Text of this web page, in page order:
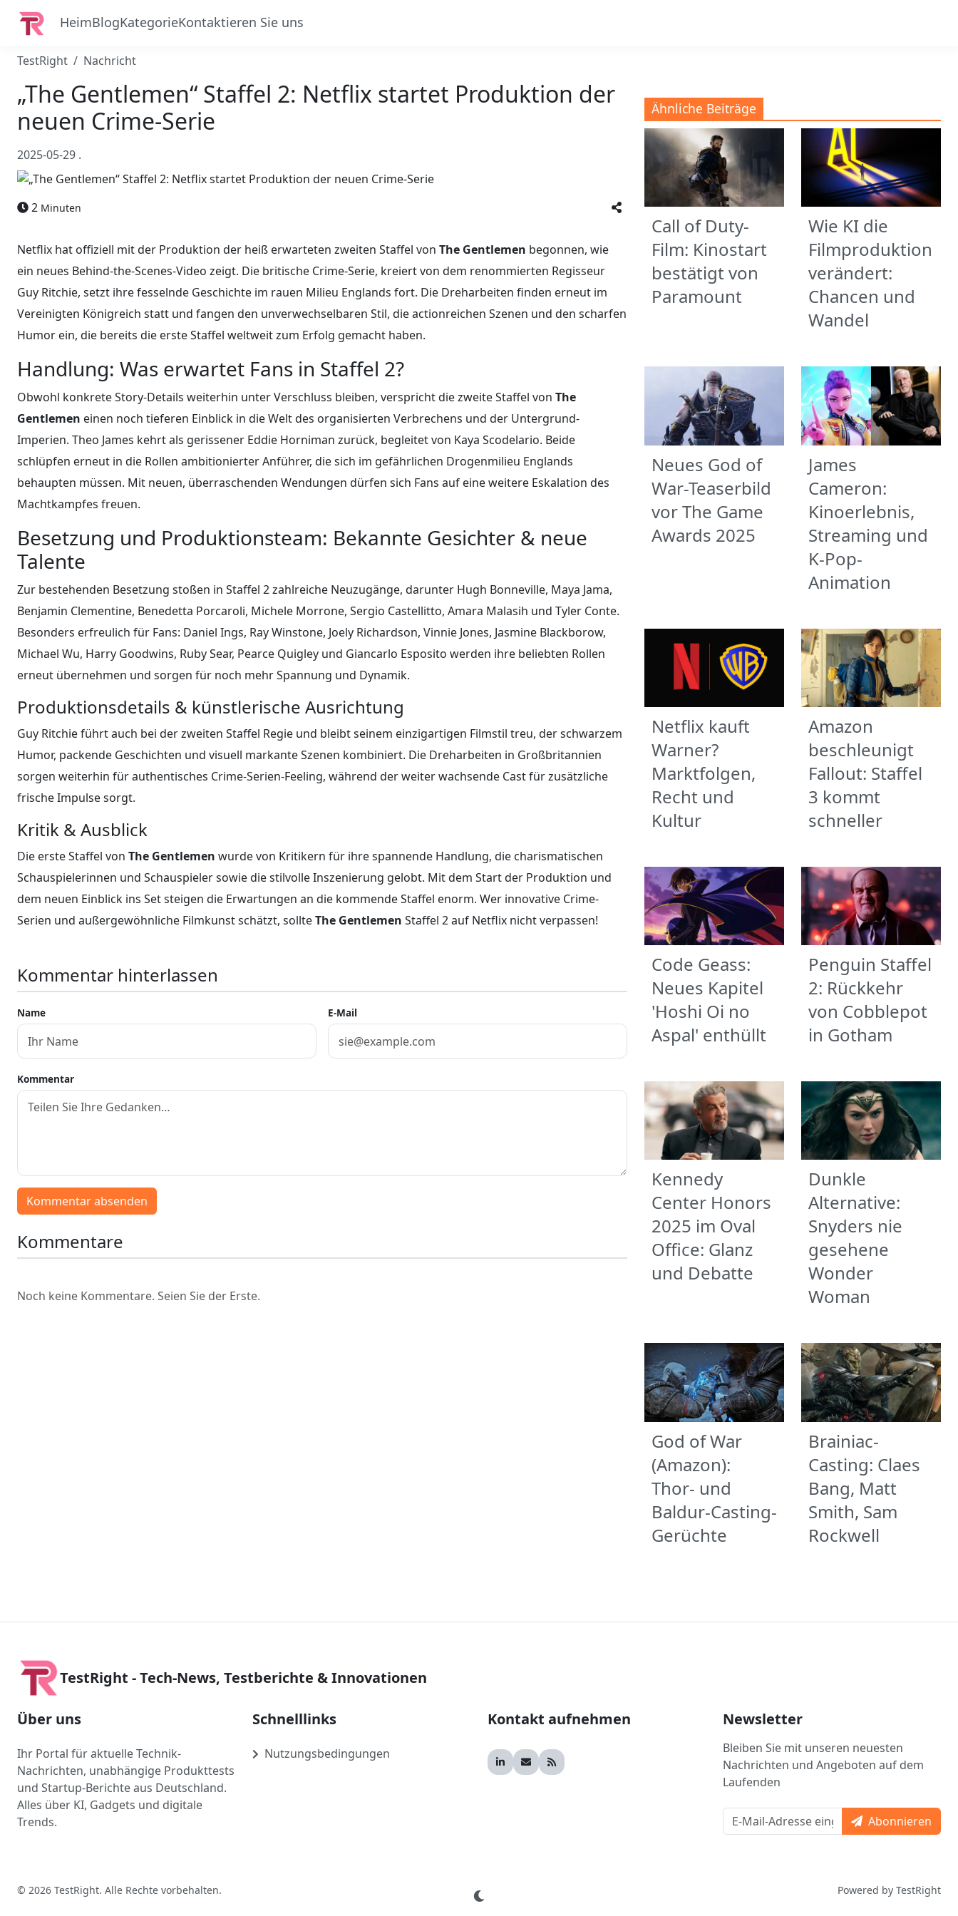
HeimBlogKategorieKontaktieren Sie uns
TestRight Nachricht
„The Gentlemen“ Staffel 2: Netflix startet Produktion der
neuen Crime-Serie
2025-05-29 .
2 Minuten
Netflix hat offiziell mit der Produktion der heiß erwarteten zweiten Staffel von The Gentlemen begonnen, wie
ein neues Behind-the-Scenes-Video zeigt. Die britische Crime-Serie, kreiert von dem renommierten Regisseur
Guy Ritchie, setzt ihre fesselnde Geschichte im rauen Milieu Englands fort. Die Dreharbeiten finden erneut im
Vereinigten Königreich statt und fangen den unverwechselbaren Stil, die actionreichen Szenen und den scharfen
Humor ein, die bereits die erste Staffel weltweit zum Erfolg gemacht haben.
Handlung: Was erwartet Fans in Staffel 2?
Obwohl konkrete Story-Details weiterhin unter Verschluss bleiben, verspricht die zweite Staffel von The
Gentlemen einen noch tieferen Einblick in die Welt des organisierten Verbrechens und der Untergrund-
Imperien. Theo James kehrt als gerissener Eddie Horniman zurück, begleitet von Kaya Scodelario. Beide
schlüpfen erneut in die Rollen ambitionierter Anführer, die sich im gefährlichen Drogenmilieu Englands
behaupten müssen. Mit neuen, überraschenden Wendungen dürfen sich Fans auf eine weitere Eskalation des
Machtkampfes freuen.
Besetzung und Produktionsteam: Bekannte Gesichter & neue
Talente
Zur bestehenden Besetzung stoßen in Staffel 2 zahlreiche Neuzugänge, darunter Hugh Bonneville, Maya Jama,
Benjamin Clementine, Benedetta Porcaroli, Michele Morrone, Sergio Castellitto, Amara Malasih und Tyler Conte.
Besonders erfreulich für Fans: Daniel Ings, Ray Winstone, Joely Richardson, Vinnie Jones, Jasmine Blackborow,
Michael Wu, Harry Goodwins, Ruby Sear, Pearce Quigley und Giancarlo Esposito werden ihre beliebten Rollen
erneut übernehmen und sorgen für noch mehr Spannung und Dynamik.
Produktionsdetails & künstlerische Ausrichtung
Guy Ritchie führt auch bei der zweiten Staffel Regie und bleibt seinem einzigartigen Filmstil treu, der schwarzem
Humor, packende Geschichten und visuell markante Szenen kombiniert. Die Dreharbeiten in Großbritannien
sorgen weiterhin für authentisches Crime-Serien-Feeling, während der weiter wachsende Cast für zusätzliche
frische Impulse sorgt.
Kritik & Ausblick
Die erste Staffel von The Gentlemen wurde von Kritikern für ihre spannende Handlung, die charismatischen
Schauspielerinnen und Schauspieler sowie die stilvolle Inszenierung gelobt. Mit dem Start der Produktion und
dem neuen Einblick ins Set steigen die Erwartungen an die kommende Staffel enorm. Wer innovative Crime-
Serien und außergewöhnliche Filmkunst schätzt, sollteThe Gentlemen Staffel 2 auf Netflix nicht verpassen!
Kommentar hinterlassen
Name E-Mail
Kommentar
Kommentar absenden
Kommentare
Noch keine Kommentare. Seien Sie der Erste.
Ähnliche Beiträge
Call of Duty-
Film: Kinostart
bestätigt von
Paramount
Wie KI die
Filmproduktion
verändert:
Chancen und
Wandel
Neues God of
War-Teaserbild
vor The Game
Awards 2025
James
Cameron:
Kinoerlebnis,
Streaming und
K-Pop-
Animation
Netflix kauft
Warner?
Marktfolgen,
Recht und
Kultur
Amazon
beschleunigt
Fallout: Staffel
3 kommt
schneller
Code Geass:
Neues Kapitel
'Hoshi Oi no
Aspal' enthüllt
Penguin Staffel
2: Rückkehr
von Cobblepot
in Gotham
Kennedy
Center Honors
2025 im Oval
Office: Glanz
und Debatte
Dunkle
Alternative:
Snyders nie
gesehene
Wonder
Woman
God of War
(Amazon):
Thor- und
Baldur-Casting-
Gerüchte
Brainiac-
Casting: Claes
Bang, Matt
Smith, Sam
Rockwell
TestRight - Tech-News, Testberichte & Innovationen
Über uns
Ihr Portal für aktuelle Technik-
Nachrichten, unabhängige Produkttests
und Startup-Berichte aus Deutschland.
Alles über KI, Gadgets und digitale
Trends.
Schnelllinks
Nutzungsbedingungen
Kontakt aufnehmen Newsletter
Bleiben Sie mit unseren neuesten
Nachrichten und Angeboten auf dem
Laufenden
Abonnieren
© 2026 TestRight. Alle Rechte vorbehalten. Powered by TestRight